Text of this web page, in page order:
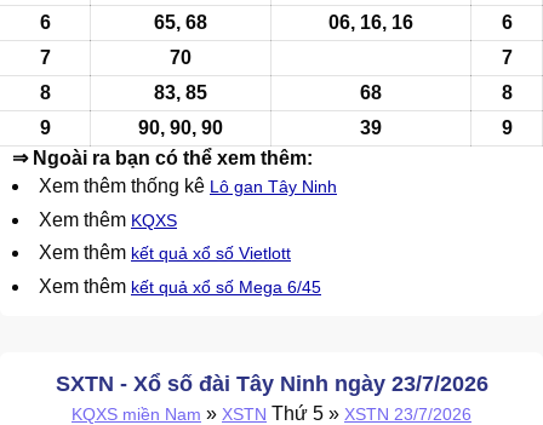
6
65, 68
7
70
8
83, 85
9
90, 90, 90
06, 16, 16
6
7
68
8
39
9
⇒ Ngoài ra bạn có thể xem thêm:
Xem thêm thống kê Lô gan Tây Ninh
Xem thêm KQXS
Xem thêm kết quả xổ số Vietlott
Xem thêm kết quả xổ số Mega 6/45
SXTN - Xổ số đài Tây Ninh ngày 23/7/2026
KQXS miền Nam » XSTN Thứ 5 » XSTN 23/7/2026